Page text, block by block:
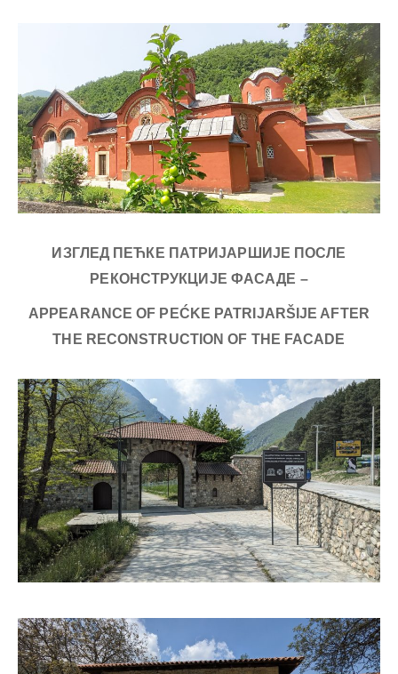
ИЗГЛЕД ПЕЋКЕ ПАТРИЈАРШИЈЕ ПОСЛЕ
РЕКОНСТРУКЦИЈЕ ФАСАДЕ –
APPEARANCE OF PEĆKE PATRIJARŠIJE AFTER
THE RECONSTRUCTION OF THE FACADE